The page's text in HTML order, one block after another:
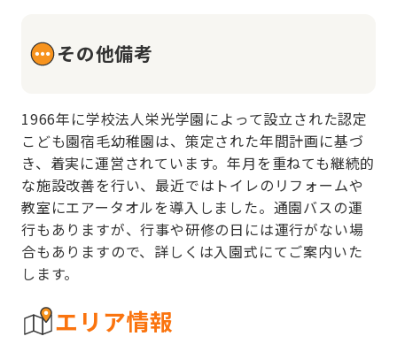
その他備考
1966年に学校法人栄光学園によって設立された認定
こども園宿毛幼稚園は、策定された年間計画に基づ
き、着実に運営されています。年月を重ねても継続的
な施設改善を行い、最近ではトイレのリフォームや
教室にエアータオルを導入しました。通園バスの運
行もありますが、行事や研修の日には運行がない場
合もありますので、詳しくは入園式にてご案内いた
します。
エリア情報